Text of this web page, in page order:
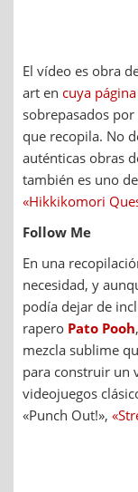
El vídeo es obra
art en cuya
sobrepasados
que recopila. No
auténticas obras
también es uno
«Hikkikomori
Follow Me
En una
necesidad, y
podía dejar de
rapero Pato Pooh
mezcla sublime
para construir un
videojuegos
«Punch Out!»,